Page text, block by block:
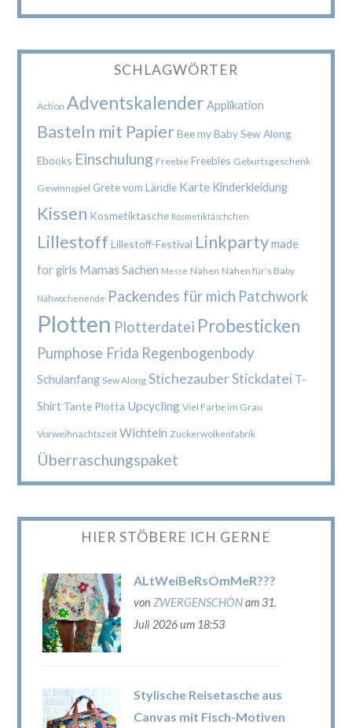
SCHLAGWÖRTER
Action Adventskalender Applikation
Basteln mit Papier Bee my Baby Sew Along
Ebooks Einschulung Freebie Freebies Geburtsgeschenk
Gewinnspiel Grete vom Ländle Karte Kinderkleidung
Kissen Kosmetiktasche Kosmetiktäschchen
Lillestoff Lillestoff-Festival Linkpartymade
for girls Mamas Sachen Messe Nähen Nähen für's Baby
Nähwochenende Packendes für mich Patchwork
Plotten Plotterdatei Probesticken
Pumphose Frida Regenbogenbody
Schulanfang Sew Along StichezauberStickdatei T-
Shirt Tante Plotta Upcycling Viel Farbe im Grau
Vorweihnachtszeit Wichteln Zuckerwolkenfabrik
Überraschungspaket
HIER STÖBERE ICH GERNE
ALtWeiBeRsOmMeR???
von ZWERGENSCHÖNam 31.
Juli 2026 um 18:53
Stylische Reisetasche aus
Canvas mit Fisch-Motiven